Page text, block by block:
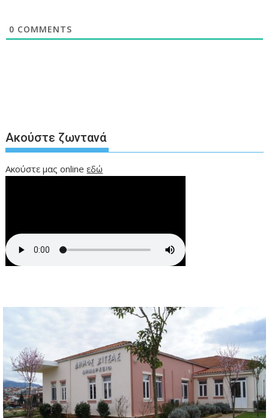
0 COMMENTS
Ακούστε ζωντανά
Ακούστε μας onlineεδώ